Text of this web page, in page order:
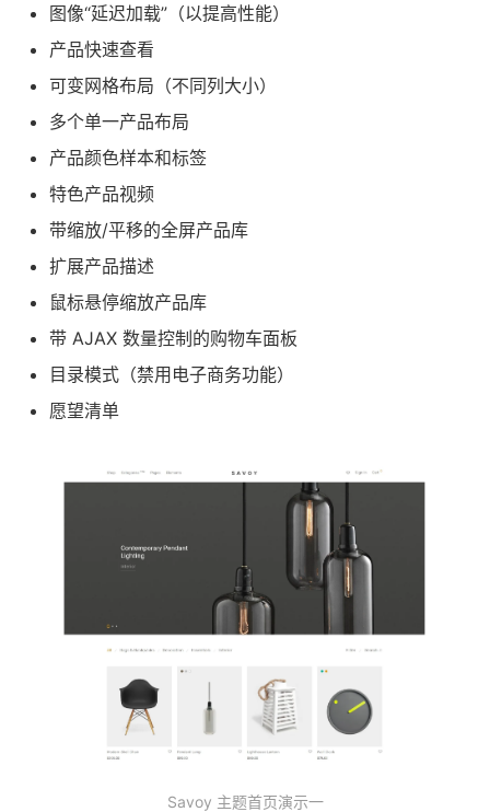
图像“延迟加载”（以提高性能）
产品快速查看
可变网格布局（不同列大小）
多个单一产品布局
产品颜色样本和标签
特色产品视频
带缩放/平移的全屏产品库
扩展产品描述
鼠标悬停缩放产品库
带 AJAX 数量控制的购物车面板
目录模式（禁用电子商务功能）
愿望清单
Savoy 主题首页演示一